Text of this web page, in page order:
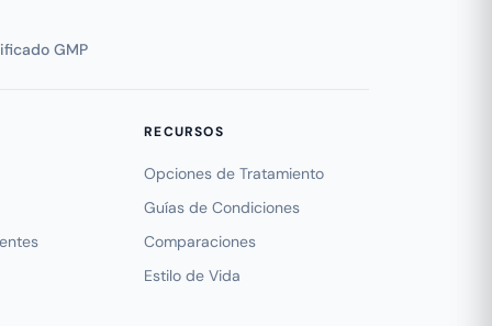
GMP
RECURSOS
Opciones de Tratamiento
Guías de Condiciones
Comparaciones
Estilo de Vida